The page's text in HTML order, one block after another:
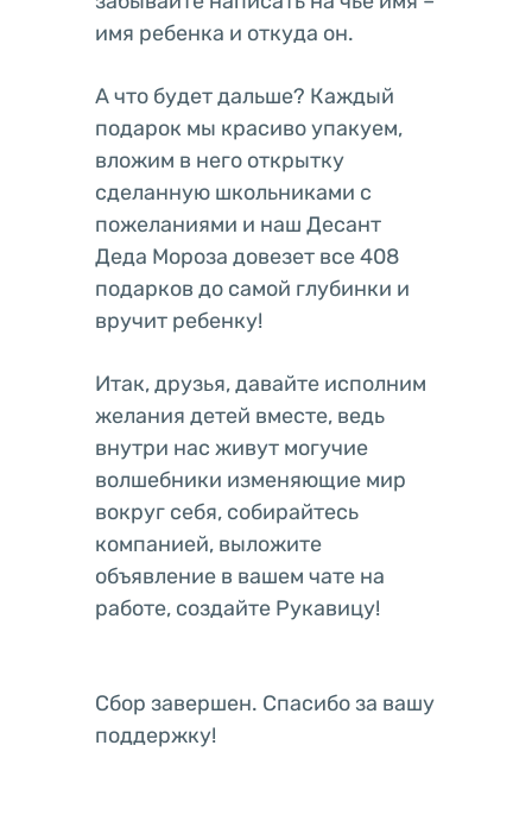
имя ребенка и откуда он.
А что будет дальше? Каждый
подарок мы красиво упакуем,
вложим в него открытку
сделанную школьниками с
пожеланиями и наш Десант
Деда Мороза довезет все 408
подарков до самой глубинки и
вручит ребенку!
Итак, друзья, давайте исполним
желания детей вместе, ведь
внутри нас живут могучие
волшебники изменяющие мир
вокруг себя, собирайтесь
компанией, выложите
объявление в вашем чате на
работе, создайте Рукавицу!
Сбор завершен. Спасибо за вашу
поддержку!